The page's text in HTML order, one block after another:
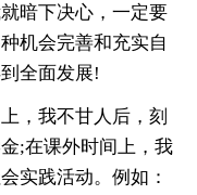
暗下决心，一定要
机会完善和充实自
全面发展!
，我不甘人后，刻
;在课外时间上，我
实践活动。例如：